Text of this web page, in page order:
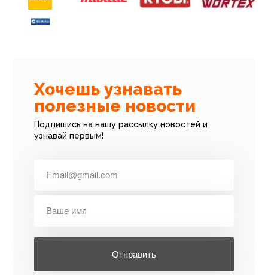
Хочешь узнавать
полезные новости
Подпишись на нашу рассылку новостей и
узнавай первым!
Отправить